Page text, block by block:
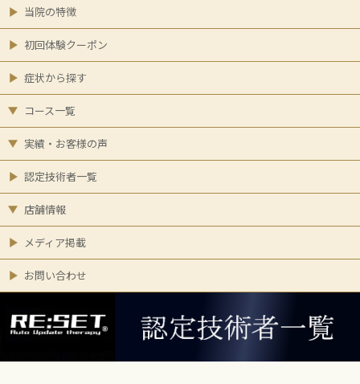
当院の特徴
初回体験クーポン
症状から探す
コース一覧
実績・お客様の声
認定技術者一覧
店舗情報
メディア掲載
お問い合わせ